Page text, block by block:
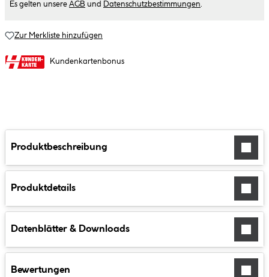
Es gelten unsere AGB und Datenschutzbestimmungen
Zur Merkliste hinzufügen
Kundenkartenbonus
Produktbeschreibung
Produktdetails
Datenblätter & Downloads
Bewertungen